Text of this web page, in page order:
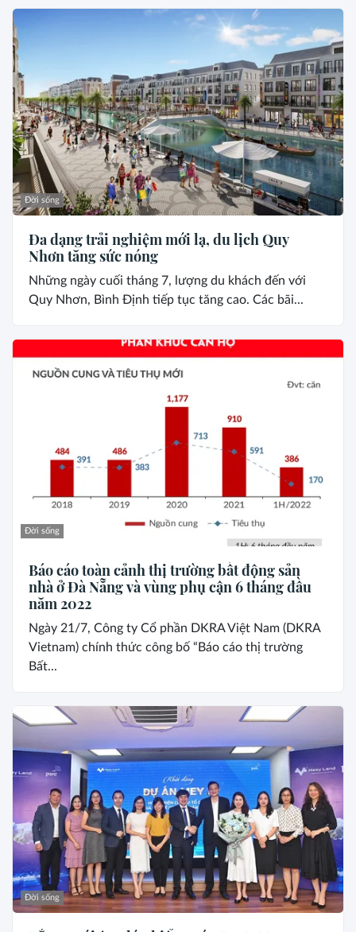
Đời sống
Đa dạng trải nghiệm mới lạ, du lịch Quy
Nhơn tăng sức nóng
Những ngày cuối tháng 7, lượng du khách đến với
Quy Nhơn, Bình Định tiếp tục tăng cao. Các bãi...
Đời sống
Báo cáo toàn cảnh thị trường bất động sản
nhà ở Đà Nẵng và vùng phụ cận 6 tháng đầu
năm 2022
Ngày 21/7, Công ty Cổ phần DKRA Việt Nam (DKRA
Vietnam) chính thức công bố “Báo cáo thị trường
Bất...
Đời sống